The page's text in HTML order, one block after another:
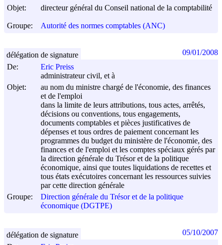
Objet:
directeur général du Conseil national de la comptabilité
Groupe: Autorité des normes comptables (ANC)
De:
Eric Preiss
administrateur civil, et à
Objet:
au nom du ministre chargé de l'économie, des finances
et de l'emploi
dans la limite de leurs attributions, tous actes, arrêtés,
décisions ou conventions, tous engagements,
documents comptables et pièces justificatives de
dépenses et tous ordres de paiement concernant les
programmes du budget du ministère de l'économie, des
finances et de l'emploi et les comptes spéciaux gérés par
la direction générale du Trésor et de la politique
économique, ainsi que toutes liquidations de recettes et
tous états exécutoires concernant les ressources suivies
par cette direction générale
Groupe:
Direction générale du Trésor et de la politique
économique (DGTPE)
délégation de signature 09/01/2008
délégation de signature 05/10/2007